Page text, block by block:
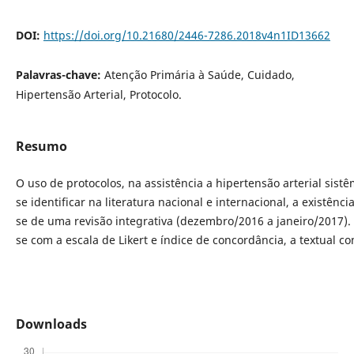
DOI: https://doi.org/10.21680/2446-7286.2018v4n1ID13662
Palavras-chave: Atenção Primária à Saúde, Cuidado,
Hipertensão Arterial, Protocolo.
Resumo
O uso de protocolos, na assistência a hipertensão arterial
se identificar na literatura nacional e internacional, a
se de uma revisão integrativa (dezembro/2016 a janeiro/
se com a escala de Likert e índice de concordância, a textual
Downloads